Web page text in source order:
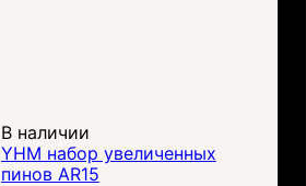
В наличии
YHM набор увеличенных
пинов AR15